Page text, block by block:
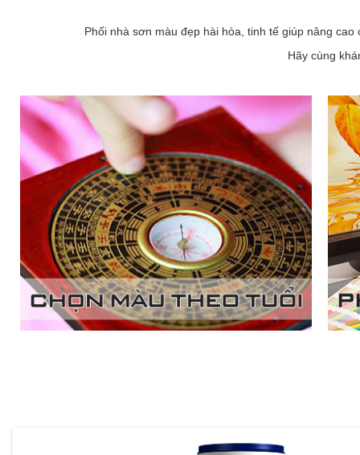
Phối nhà sơn màu đẹp hài hòa, tinh tế giúp nâng
Hãy cùng